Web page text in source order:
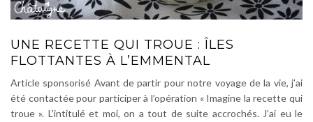
UNE RECETTE QUI TROUE : ÎLES
FLOTTANTES À L’EMMENTAL
Article sponsorisé Avant de partir pour notre voyage de la vie, j’ai
été contactée pour participer à l’opération « Imagine la recette qui
troue ». L’intitulé et moi, on a tout de suite accrochés. J’ai eu le